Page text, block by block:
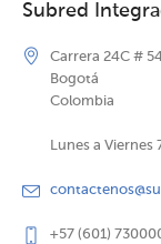
Subred
Carrera 24C #
Bogotá
Colombia
Lunes a Viernes
+57 (601)